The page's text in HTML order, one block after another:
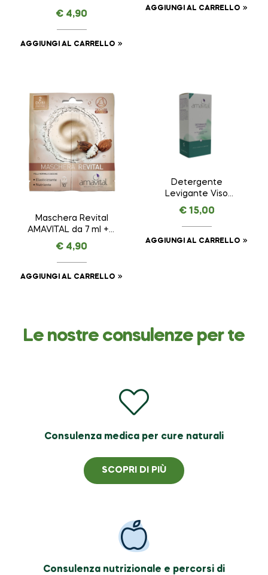
ml
€ 4,90
AGGIUNGI AL CARRELLO
AGGIUNGI AL CARRELLO
Maschera Revital
AMAVITAL da 7 ml + 7
ml
€ 4,90
AGGIUNGI AL CARRELLO
Detergente
Levigante Viso
AMAVITAL da 150 ml
€15,00
AGGIUNGI AL CARRELLO
Le nostre consulenze per te
Consulenza medica per cure naturali
SCOPRI DI PIÙ
Consulenza nutrizionale e percorsi di